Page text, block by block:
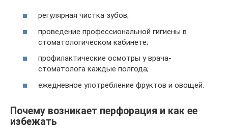
регулярная чистка зубов;
проведение профессиональной гигиены в
стоматологическом кабинете;
профилактические осмотры у врача-
стоматолога каждые полгода;
ежедневное употребление фруктов и овощей.
Почему возникает перфорация и как ее
избежать